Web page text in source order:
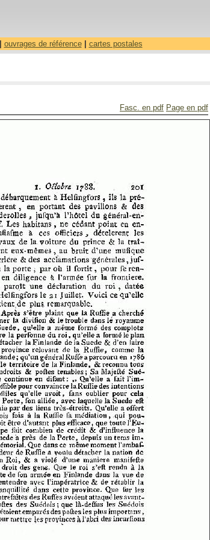
ouvrages de référence| cartes postales
Fasc. en pdf Page en pdf